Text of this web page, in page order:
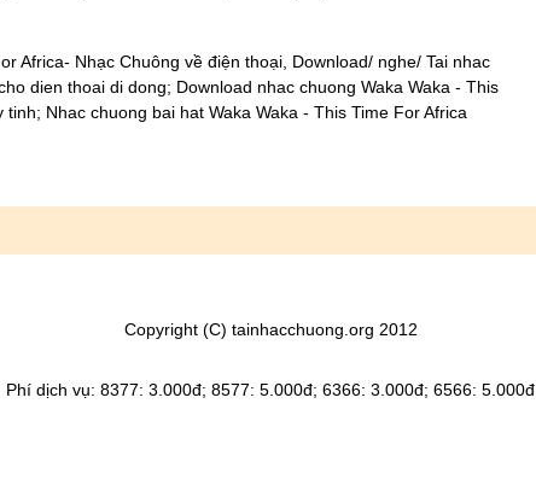
Africa- Nhạc Chuông về điện thoại, Download/ nghe/ Tai nhac
dien thoai di dong; Download nhac chuong Waka Waka - This
Nhac chuong bai hat Waka Waka - This Time For Africa
Copyright (C) tainhacchuong.org 2012
Phí dịch vụ: 8377: 3.000đ; 8577: 5.000đ; 6366: 3.000đ; 6566: 5.000đ